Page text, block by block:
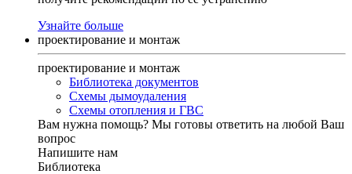
Узнайте больше
проектирование и монтаж
проектирование и монтаж
Библиотека документов
Схемы дымоудаления
Схемы отопления и ГВС
Вам нужна помощь? Мы готовы ответить на любой Ваш
вопрос
Напишите нам
Библиотека